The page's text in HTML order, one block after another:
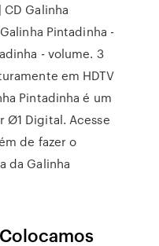
Galinha
Pintadinha -
- volume. 3
em HDTV
Pintadinha é um
Ø1 Digital. Acesse
de fazer o
da Galinha